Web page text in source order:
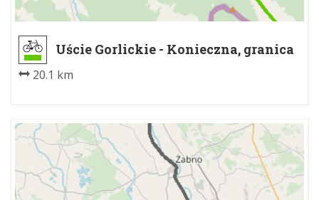
Uście Gorlickie - Konieczna, granica
20.1 km